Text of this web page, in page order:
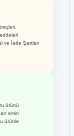
ve İade Şartları
ürünü
emin
ürünle